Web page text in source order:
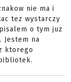
nie ma i
tez wystarczy
o tym juz
Jestem na
ktorego